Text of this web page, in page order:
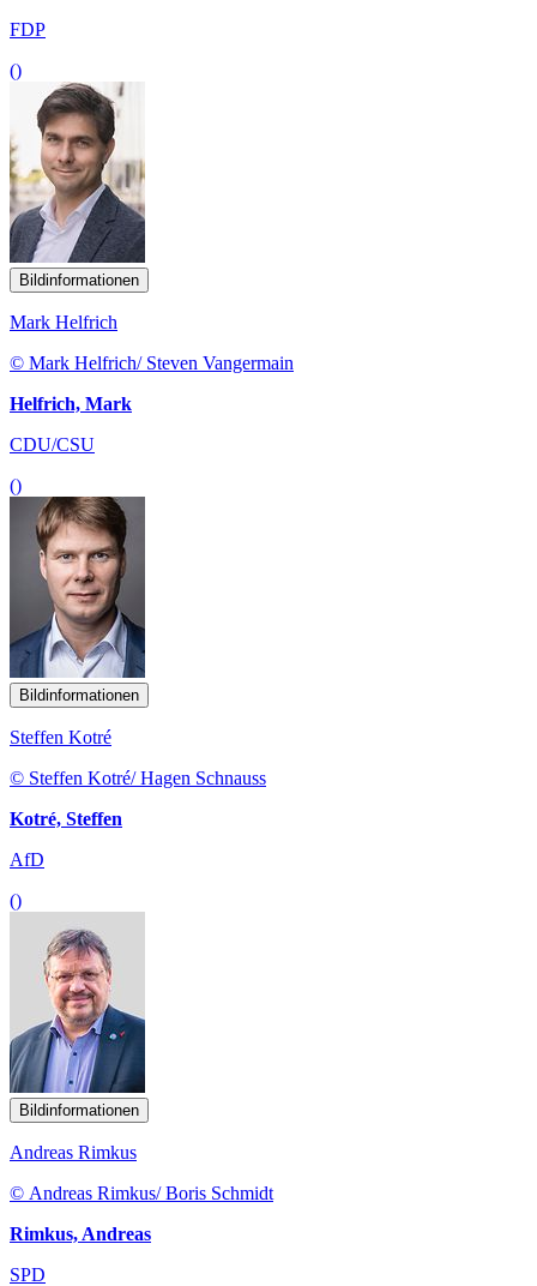
FDP
()
Bildinformationen
Mark Helfrich
© Mark Helfrich/ Steven Vangermain
Helfrich, Mark
CDU/CSU
()
Bildinformationen
Steffen Kotré
© Steffen Kotré/ Hagen Schnauss
Kotré, Steffen
AfD
()
Bildinformationen
Andreas Rimkus
© Andreas Rimkus/ Boris Schmidt
Rimkus, Andreas
SPD